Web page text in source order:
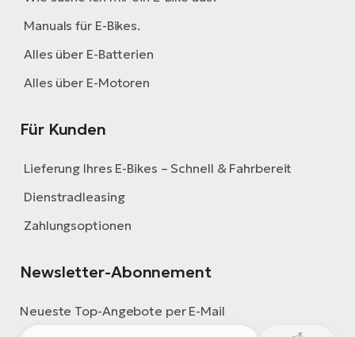
Manuals für E-Bikes.
Alles über E-Batterien
Alles über E-Motoren
Für Kunden
Lieferung Ihres E-Bikes – Schnell & Fahrbereit
Dienstradleasing
Zahlungsoptionen
Newsletter-Abonnement
Neueste Top-Angebote per E-Mail